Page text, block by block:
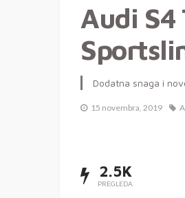
Audi
Dodatna snaga i
15 novembra, 2019
2.5K
PREGLEDA